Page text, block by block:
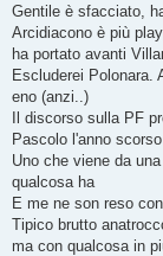
Gentile è sfacciato,
Arcidiacono è più
ha portato avanti
Escluderei Polonara.
eno (anzi..)
Il discorso sulla PF
Pascolo l'anno
Uno che viene da
qualcosa ha
E me ne son reso
Tipico brutto
ma con qualcosa in